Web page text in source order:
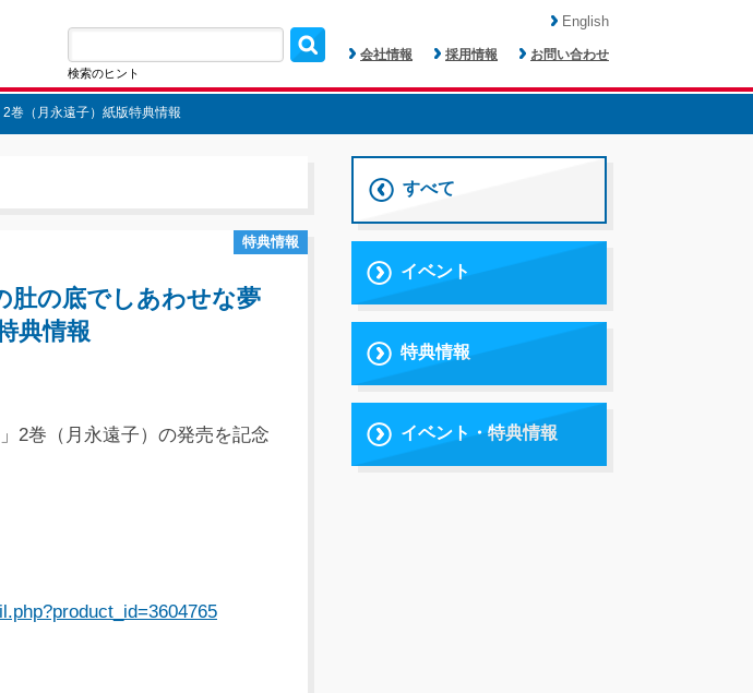
検索のヒント
会社情報 採用情報 お問い合わせ
English
巻（月永遠子）紙版特典情報
すべて
イベント
特典情報
イベント・特典情報
特典情報
肚の底でしあわせな夢
典情報
2巻（月永遠子）の発売を記念